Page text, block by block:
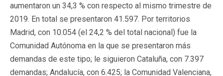
aumentaron un 34,3 % con respecto al mismo trimestre de
2019. En total se presentaron 41.597. Por territorios
Madrid, con 10.054 (el 24,2 % del total nacional) fue la
Comunidad Autónoma en la que se presentaron más
demandas de este tipo; le siguieron Cataluña, con 7.397
demandas; Andalucía, con 6.425; la Comunidad Valenciana,